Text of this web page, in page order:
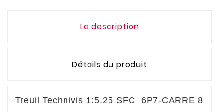
La description
Détails du produit
Treuil Technivis 1:5.25 SFC 6P7-CARRE 8